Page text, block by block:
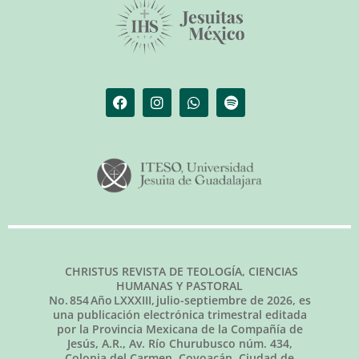
CHRISTUS REVISTA DE TEOLOGÍA, CIENCIAS
HUMANAS Y PASTORAL
No.854Año LXXXIII, julio-septiembre de 2026, es
una publicación electrónica trimestral editada
por la Provincia Mexicana de la Compañía de
Jesús, A.R., Av. Río Churubusco núm. 434,